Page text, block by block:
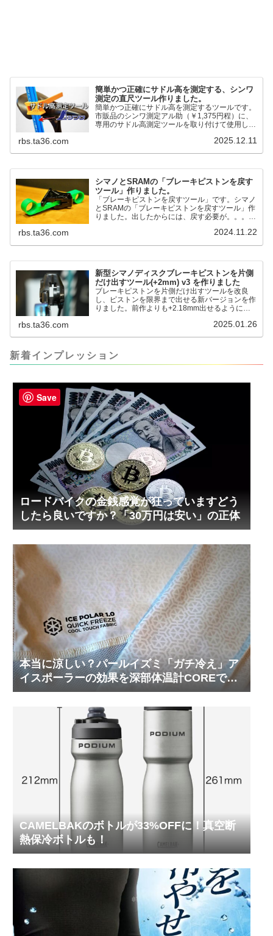
簡単かつ正確にサドル高を測定する、シンワ
測定の直尺ツール作りました。
簡単かつ正確にサドル高を測定するツールです。
市販品のシンワ測定アル助（￥1,375円程）に、
専用のサドル高測定ツールを取り付けて使用しま
るようになりました。シンワ測定(Shinwa
Sokutei)￥1,375Amazon.c...
rbs.ta36.com 2025.12.11
シマノとSRAMの「ブレーキピストンを戻す
ツール」作りました。
「ブレーキピストンを戻すツール」です。シマノ
とSRAMの「ブレーキピストンを戻すツール」作
りました。出したからには、戻す必要が。。。で
だと。。。▶「ブレーキピストンを戻すツール」
るのかというと、出ているピス...
rbs.ta36.com 2024.11.22
新型シマノディスクブレーキピストンを片側
だけ出すツール(+2mm) v3 を作りました
ブレーキピストンを片側だけ出すツールを改良
し、ピストンを限界まで出せる新バージョンを作
りました。前作よりも+2.18mm出せるようにな
って、オイル漏れするまで試しました。最も安全
ましたが、ギリギリまで攻めてますのでピストン
内部の汚れをさらに掃除できると思います。前作
rbs.ta36.com 2025.01.26
新着インプレッション
ロードバイクの金銭感覚が狂っていますどう
したら良いですか？「30万円は安い」の正体
本当に涼しい？パールイズミ「ガチ冷え」ア
イスポーラーの効果を深部体温計COREで測
ってみた
CAMELBAKのボトルが33%OFFに！真空断
熱保冷ボトルも！
Save